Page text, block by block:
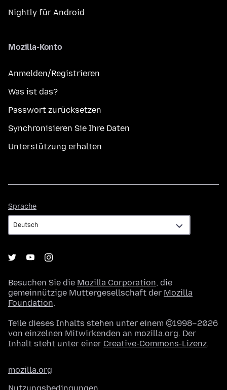
Nightly für Android
Mozilla-Konto
Anmelden/Registrieren
Was ist das?
Passwort zurücksetzen
Synchronisieren Sie Ihre Daten
Unterstützung erhalten
Sprache
Besuchen Sie die Mozilla Corporation, die
gemeinnützige Muttergesellschaft der Mozilla
Foundation.
Teile dieses Inhalts stehen unter einem ©1998–2026
von einzelnen Mitwirkenden an mozilla.org. Der
Inhalt steht unter einer Creative-Commons-Lizenz.
mozilla.org